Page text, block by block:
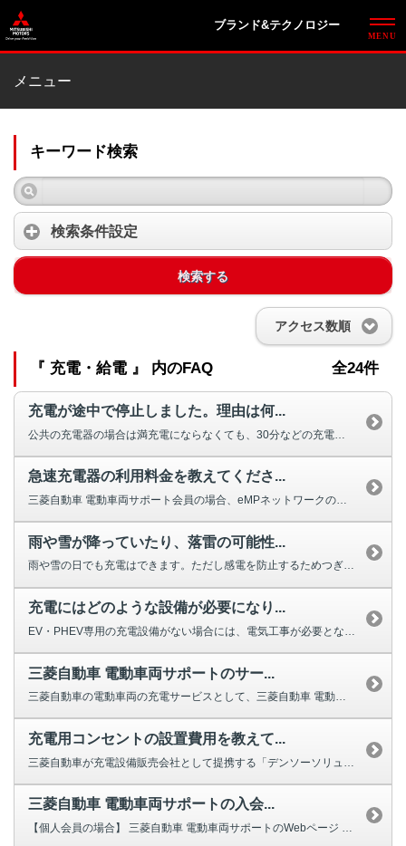
ブランド&テクノロジー
メニュー
キーワード検索
検索条件設定
検索する
アクセス数順
『 充電・給電 』 内のFAQ 全24件
充電が途中で停止しました。理由は何...
急速充電器の利用料金を教えてくださ...
三菱自動車 電動車両サポート会員の場合、eMPネットワークの急速充電器を会...
雨や雪が降っていたり、落雷の可能性...
雨や雪の日でも充電はできます。ただし感電を防止するためつぎのことに注意して...
充電にはどのような設備が必要になり...
EV・PHEV専用の充電設備がない場合には、電気工事が必要となります。 ...
三菱自動車 電動車両サポートのサー...
三菱自動車の電動車両の充電サービスとして、三菱自動車 電動車両サポートがご...
充電用コンセントの設置費用を教えて...
三菱自動車 電動車両サポートの入会...
【個人会員の場合】 三菱自動車 電動車両サポートのWebページ からお...